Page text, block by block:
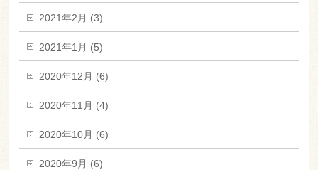
2021年2月 (3)
2021年1月 (5)
2020年12月 (6)
2020年11月 (4)
2020年10月 (6)
2020年9月 (6)